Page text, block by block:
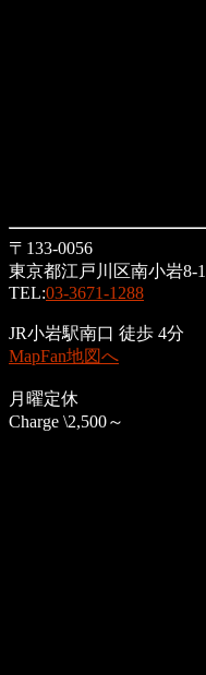
〒133-0056
東京都江戸川区南小岩8-
TEL:03-3671-1288
JR小岩駅南口 徒歩 4分
MapFan地図へ
月曜定休
Charge \2,500～